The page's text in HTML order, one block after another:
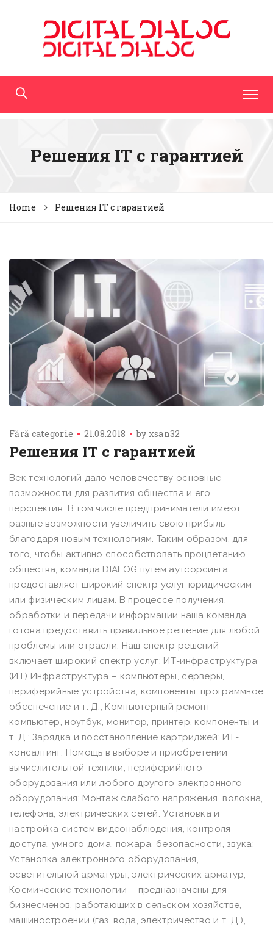
Решения IT с гарантией
Home Решения IT с гарантией
Fără categorie 21.08.2018 by xsan32
Решения IT с гарантией
Век технологий дало человечеству основные
возможности для развития общества и его
перспектив. В том числе предприниматели имеют
разные возможности увеличить свою прибыль
благодаря новым технологиям. Таким образом, для
того, чтобы активно способствовать процветанию
общества, команда DIALOG путем аутсорсинга
предоставляет широкий спектр услуг юридическим
или физическим лицам. В процессе получения,
обработки и передачи информации наша команда
готова предоставить правильное решение для любой
проблемы или отрасли. Наш спектр решений
включает широкий спектр услуг: ИТ-инфраструктура
(ИТ) Инфраструктура – компьютеры, серверы,
периферийные устройства, компоненты, программное
обеспечение и т. Д.; Компьютерный ремонт –
компьютер, ноутбук, монитор, принтер, компоненты и
т. Д.; Зарядка и восстановление картриджей; ИТ-
консалтинг; Помощь в выборе и приобретении
вычислительной техники, периферийного
оборудования или любого другого электронного
оборудования; Монтаж слабого напряжения, волокна,
телефона, электрических сетей. Установка и
настройка систем видеонаблюдения, контроля
доступа, умного дома, пожара, безопасности, звука;
Установка электронного оборудования,
осветительной арматуры, электрических арматур;
Космические технологии – предназначены для
бизнесменов, работающих в сельском хозяйстве,
машиностроении (газ, вода, электричество и т. Д.),